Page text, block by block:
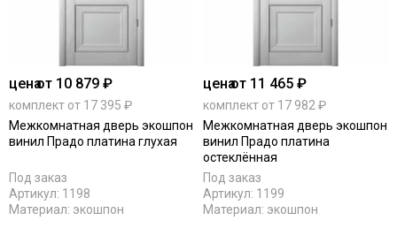
ценаот 10 879 ₽
комплект от 17 395 ₽
Межкомнатная дверь экошпон
винил Прадо платина глухая
Под заказ
Артикул: 1198
Материал: экошпон
ценаот 11 465 ₽
комплект от 17 982 ₽
Межкомнатная дверь экошпон
винил Прадо платина
остеклённая
Под заказ
Артикул: 1199
Материал: экошпон